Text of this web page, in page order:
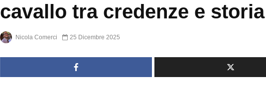
cavallo tra credenze e storia
Nicola Comerci 25 Dicembre 2025